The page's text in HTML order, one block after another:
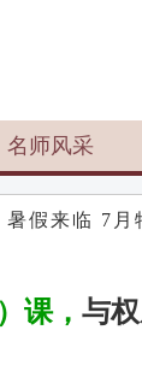
名师风采
假来临 7月
课， 与